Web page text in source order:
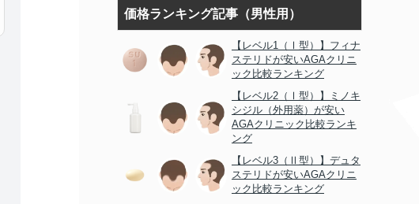
価格ランキング記事（男性用）
【レベル1（Ⅰ型）】フィナ
ステリドが安いAGAクリニ
ック比較ランキング
【レベル2（Ⅰ型）】ミノキ
シジル（外用薬）が安い
AGAクリニック比較ランキ
ング
【レベル3（Ⅱ型）】デュタ
ステリドが安いAGAクリニ
ック比較ランキング